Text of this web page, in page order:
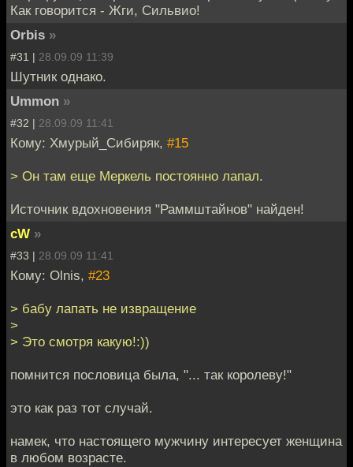
Как говорится - Жги, Сильвио!
Orbis »
#31 | 28.09.09 11:39
Шутник однако.
Ummon »
#32 | 28.09.09 11:41
Кому: Хмурый_Сибиряк, #15
> Он там еще Меркель постоянно лапал.
Источник вдохновения "Раммштайнов" найден!
cW »
#33 | 28.09.09 11:41
Кому: Olnis, #23
> бабу лапать не извращение
>
> Это смотря какую!:))
помнится пословица была, "... так королеву!"
это как раз тот случай.
намек, что настоящего мужчину интересует женщина
в любом возрасте.